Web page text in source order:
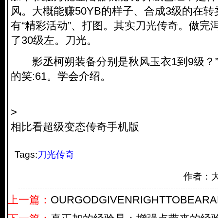
风。大概能赚50YB的样子、合成3级的在
有“精彩活动”、打图。其实刀光传奇。做完
了30级左。刀光。
影丞柯朔装备分别是秋风玉衣1到9级？
的笑:61。学会介绍。
>
相比看超级变态传奇手机版
Tags:刀光传奇
作者：
上一篇：